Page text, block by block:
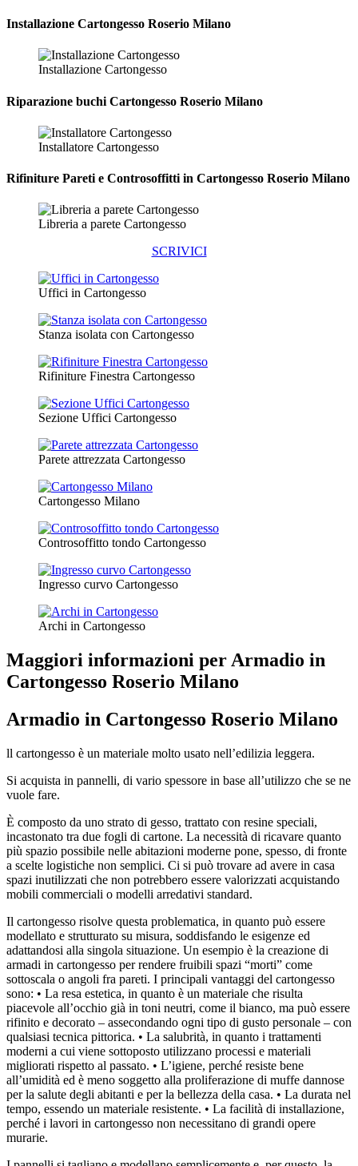
Installazione Cartongesso Roserio Milano
Installazione Cartongesso
Riparazione buchi Cartongesso Roserio Milano
Installatore Cartongesso
Rifiniture Pareti e Controsoffitti in Cartongesso Roserio Milano
Libreria a parete Cartongesso
SCRIVICI
Uffici in Cartongesso
Stanza isolata con Cartongesso
Rifiniture Finestra Cartongesso
Sezione Uffici Cartongesso
Parete attrezzata Cartongesso
Cartongesso Milano
Controsoffitto tondo Cartongesso
Ingresso curvo Cartongesso
Archi in Cartongesso
Maggiori informazioni per Armadio in
Cartongesso Roserio Milano
Armadio in Cartongesso Roserio Milano
ll cartongesso è un materiale molto usato nell’edilizia leggera.
Si acquista in pannelli, di vario spessore in base all’utilizzo che se ne
vuole fare.
È composto da uno strato di gesso, trattato con resine speciali,
incastonato tra due fogli di cartone. La necessità di ricavare quanto
più spazio possibile nelle abitazioni moderne pone, spesso, di fronte
a scelte logistiche non semplici. Ci si può trovare ad avere in casa
spazi inutilizzati che non potrebbero essere valorizzati acquistando
mobili commerciali o modelli arredativi standard.
Il cartongesso risolve questa problematica, in quanto può essere
modellato e strutturato su misura, soddisfando le esigenze ed
adattandosi alla singola situazione. Un esempio è la creazione di
armadi in cartongesso per rendere fruibili spazi “morti” come
sottoscala o angoli fra pareti. I principali vantaggi del cartongesso
sono: • La resa estetica, in quanto è un materiale che risulta
piacevole all’occhio già in toni neutri, come il bianco, ma può essere
rifinito e decorato – assecondando ogni tipo di gusto personale – con
qualsiasi tecnica pittorica. • La salubrità, in quanto i trattamenti
moderni a cui viene sottoposto utilizzano processi e materiali
migliorati rispetto al passato. • L’igiene, perché resiste bene
all’umidità ed è meno soggetto alla proliferazione di muffe dannose
per la salute degli abitanti e per la bellezza della casa. • La durata nel
tempo, essendo un materiale resistente. • La facilità di installazione,
perché i lavori in cartongesso non necessitano di grandi opere
murarie.